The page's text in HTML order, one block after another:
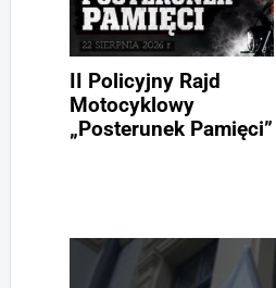
II Policyjny Rajd
Motocyklowy
„Posterunek Pamięci”